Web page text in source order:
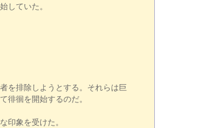
始していた。
を排除しようとする。それらは巨
徘徊を開始するのだ。
印象を受けた。